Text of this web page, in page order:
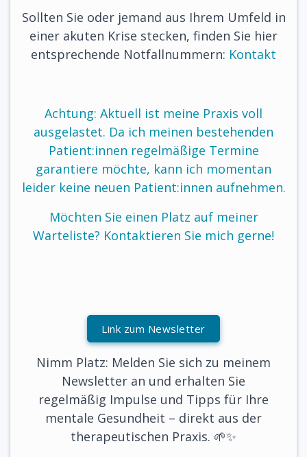
Sollten Sie oder jemand aus Ihrem Umfeld in
einer akuten Krise stecken, finden Sie hier
entsprechende Notfallnummern: Kontakt
Achtung: Aktuell ist meine Praxis voll
ausgelastet. Da ich meinen bestehenden
Patient:innen regelmäßige Termine
garantiere möchte, kann ich momentan
leider keine neuen Patient:innen aufnehmen.
Möchten Sie einen Platz auf meiner
Warteliste? Kontaktieren Sie mich gerne!
Link zum Newsletter
Nimm Platz: Melden Sie sich zu meinem
Newsletter an und erhalten Sie
regelmäßig Impulse und Tipps für Ihre
mentale Gesundheit – direkt aus der
therapeutischen Praxis. 🌱✨